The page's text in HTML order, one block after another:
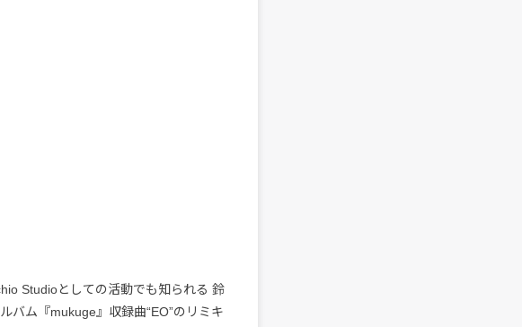
Studioとしての活動でも知られる 鈴
バム『mukuge』収録曲“EO”のリミキ